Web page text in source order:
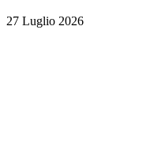
27 Luglio 2026